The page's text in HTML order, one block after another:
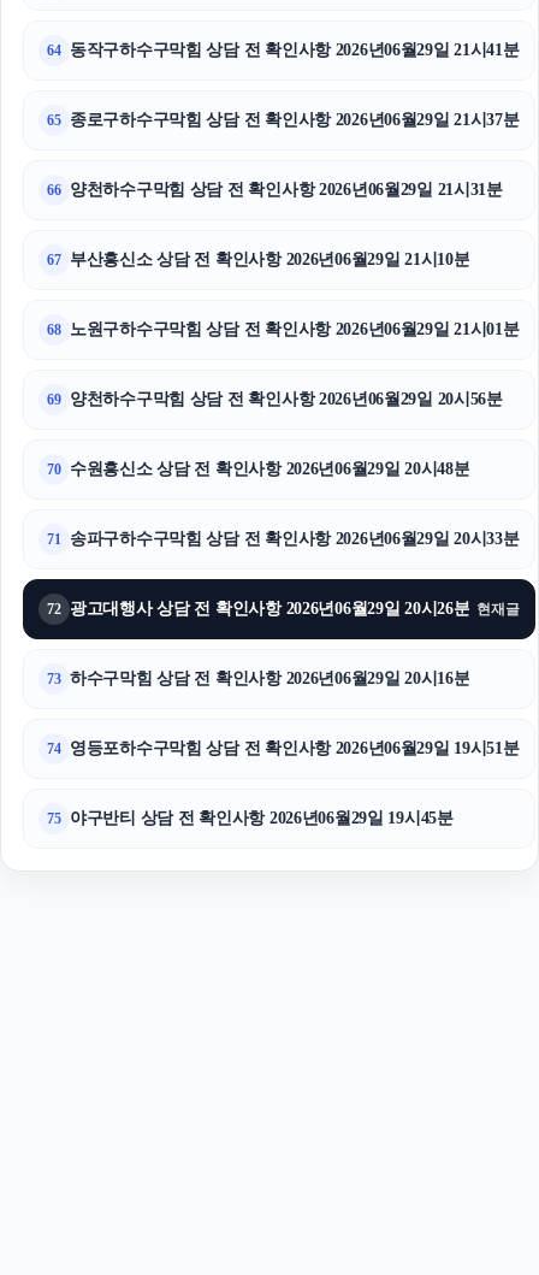
64 동작구하수구막힘 상담 전 확인사항 2026년06월29일 21시41분
65 종로구하수구막힘 상담 전 확인사항 2026년06월29일 21시37분
66 양천하수구막힘 상담 전 확인사항 2026년06월29일 21시31분
67 부산흥신소 상담 전 확인사항 2026년06월29일 21시10분
68 노원구하수구막힘 상담 전 확인사항 2026년06월29일 21시01분
69 양천하수구막힘 상담 전 확인사항 2026년06월29일 20시56분
70 수원흥신소 상담 전 확인사항 2026년06월29일 20시48분
71 송파구하수구막힘 상담 전 확인사항 2026년06월29일 20시33분
72 광고대행사 상담 전 확인사항 2026년06월29일 20시26분 현재글
73 하수구막힘 상담 전 확인사항 2026년06월29일 20시16분
74 영등포하수구막힘 상담 전 확인사항 2026년06월29일 19시51분
75 야구반티 상담 전 확인사항 2026년06월29일 19시45분